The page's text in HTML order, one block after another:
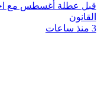
قبل عطلة أغسطس مع
القانون
3 منذ ساعات